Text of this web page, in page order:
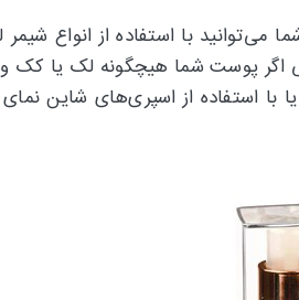
می‌توانید با استفاده از انواع
اگر پوست شما هیچگونه لک یا کک
با استفاده از اسپری‌های شاین